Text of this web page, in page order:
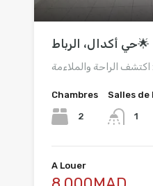
حي أكدال، الرباط🌟
Chambres
2
Salles de
1
A Louer